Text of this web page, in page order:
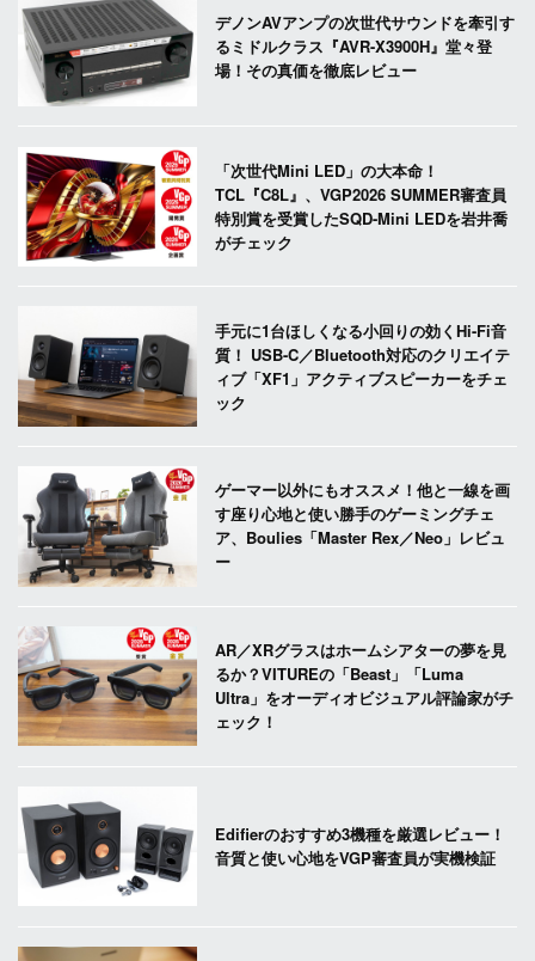
デノンAVアンプの次世代サウンドを牽引す
るミドルクラス『AVR-X3900H』堂々登
場！その真価を徹底レビュー
「次世代Mini LED」の大本命！
TCL『C8L』、VGP2026 SUMMER審査員
特別賞を受賞したSQD-Mini LEDを岩井喬
がチェック
手元に1台ほしくなる小回りの効くHi-Fi音
質！ USB-C／Bluetooth対応のクリエイテ
ィブ「XF1」アクティブスピーカーをチェ
ック
ゲーマー以外にもオススメ！他と一線を画
す座り心地と使い勝手のゲーミングチェ
ア、Boulies「Master Rex／Neo」レビュ
ー
AR／XRグラスはホームシアターの夢を見
るか？VITUREの「Beast」「Luma
Ultra」をオーディオビジュアル評論家がチ
ェック！
Edifierのおすすめ3機種を厳選レビュー！
音質と使い心地をVGP審査員が実機検証